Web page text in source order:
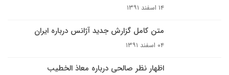
۱۴ اسفند ۱۳۹۱
متن کامل گزارش جدید آژانس درباره ایران
۰۴ اسفند ۱۳۹۱
اظهار نظر صالحی درباره معاذ الخطیب